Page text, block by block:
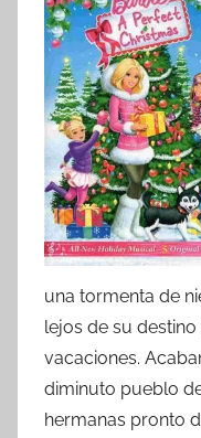
una tormenta de
lejos de su
vacaciones.
diminuto pueblo
hermanas pronto